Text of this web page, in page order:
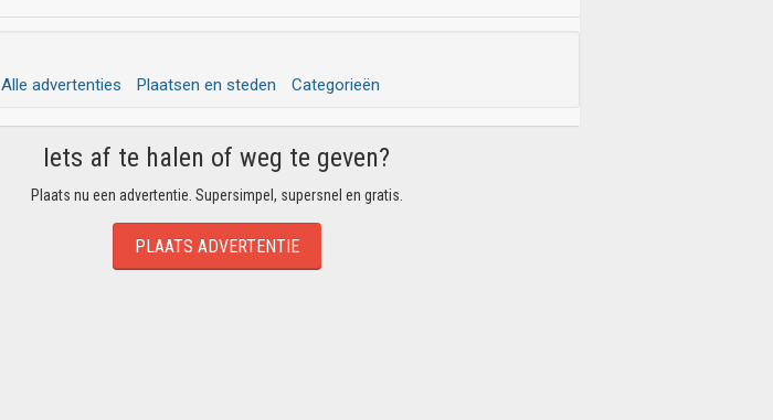
Alle advertenties Plaatsen en steden Categorieën
Iets af te halen of weg te geven?
Plaats nu een advertentie. Supersimpel, supersnel en gratis.
PLAATS ADVERTENTIE